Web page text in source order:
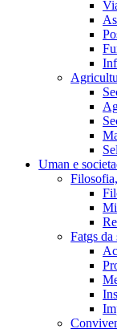
Uman e
Fatgs da